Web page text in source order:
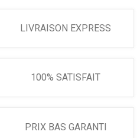
LIVRAISON EXPRESS
100% SATISFAIT
PRIX BAS GARANTI